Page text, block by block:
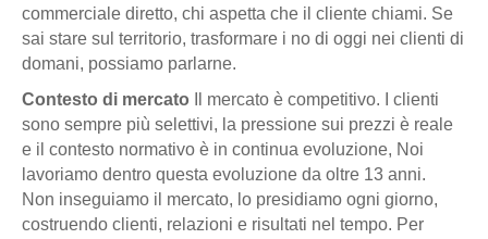
commerciale diretto, chi aspetta che il cliente chiami. Se
sai stare sul territorio, trasformare i no di oggi nei clienti di
domani, possiamo parlarne.
Contesto di mercato
Il mercato è competitivo. I clienti
sono sempre più selettivi, la pressione sui prezzi è reale
e il contesto normativo è in continua evoluzione, Noi
lavoriamo dentro questa evoluzione da oltre 13 anni.
Non inseguiamo il mercato, lo presidiamo ogni giorno,
costruendo clienti, relazioni e risultati nel tempo. Per